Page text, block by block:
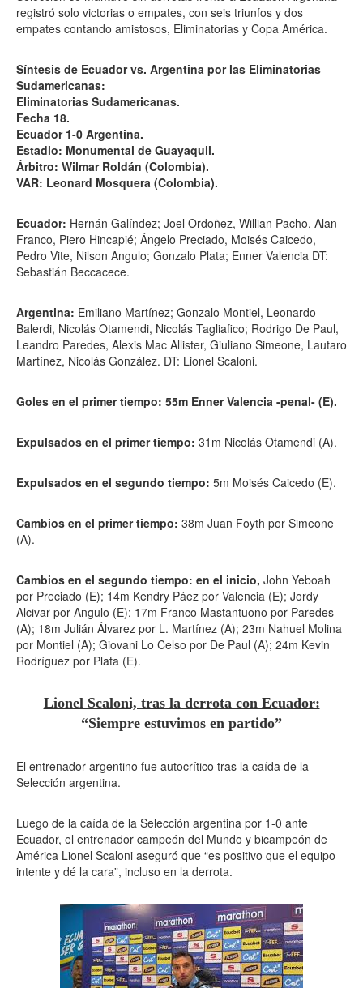
registró solo victorias o empates, con seis triunfos y dos
empates contando amistosos, Eliminatorias y Copa América.
Síntesis de Ecuador vs. Argentina por las Eliminatorias
Sudamericanas:
Eliminatorias Sudamericanas.
Fecha 18.
Ecuador 1-0 Argentina.
Estadio: Monumental de Guayaquil.
Árbitro: Wilmar Roldán (Colombia).
VAR: Leonard Mosquera (Colombia).
Ecuador: Hernán Galíndez; Joel Ordoñez, Willian Pacho, Alan
Franco, Piero Hincapié; Ángelo Preciado, Moisés Caicedo,
Pedro Vite, Nilson Angulo; Gonzalo Plata; Enner Valencia DT:
Sebastián Beccacece.
Argentina: Emiliano Martínez; Gonzalo Montiel, Leonardo
Balerdi, Nicolás Otamendi, Nicolás Tagliafico; Rodrigo De Paul,
Leandro Paredes, Alexis Mac Allister, Giuliano Simeone, Lautaro
Martínez, Nicolás González. DT: Lionel Scaloni.
Goles en el primer tiempo: 55m Enner Valencia -penal- (E).
Expulsados en el primer tiempo: 31m Nicolás Otamendi (A).
Expulsados en el segundo tiempo: 5m Moisés Caicedo (E).
Cambios en el primer tiempo: 38m Juan Foyth por Simeone
(A).
Cambios en el segundo tiempo: en el inicio, John Yeboah
por Preciado (E); 14m Kendry Páez por Valencia (E); Jordy
Alcivar por Angulo (E); 17m Franco Mastantuono por Paredes
(A); 18m Julián Álvarez por L. Martínez (A); 23m Nahuel Molina
por Montiel (A); Giovani Lo Celso por De Paul (A); 24m Kevin
Rodríguez por Plata (E).
Lionel Scaloni, tras la derrota con Ecuador:
“Siempre estuvimos en partido”
El entrenador argentino fue autocrítico tras la caída de la
Selección argentina.
Luego de la caída de la Selección argentina por 1-0 ante
Ecuador, el entrenador campeón del Mundo y bicampeón de
América Lionel Scaloni aseguró que “es positivo que el equipo
intente y dé la cara”, incluso en la derrota.